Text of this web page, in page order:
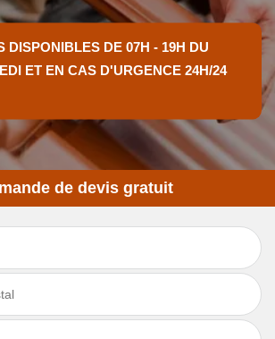
DISPONIBLES DE 07H - 19H DU
ET EN CAS D'URGENCE 24H/24
de devis gratuit